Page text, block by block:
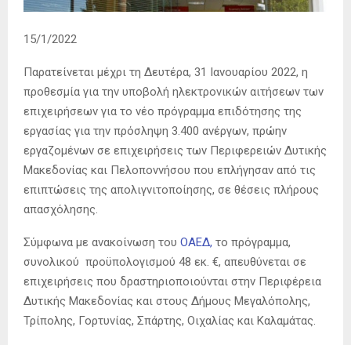
15/1/2022
Παρατείνεται μέχρι τη Δευτέρα, 31 Ιανουαρίου 2022, η
προθεσμία για την υποβολή ηλεκτρονικών αιτήσεων των
επιχειρήσεων για το νέο πρόγραμμα επιδότησης της
εργασίας για την πρόσληψη 3.400 ανέργων, πρώην
εργαζομένων σε επιχειρήσεις των Περιφερειών Δυτικής
Μακεδονίας και Πελοποννήσου που επλήγησαν από τις
επιπτώσεις της απολιγνιτοποίησης, σε θέσεις πλήρους
απασχόλησης.
Σύμφωνα με ανακοίνωση του ΟΑΕΔ, το πρόγραμμα,
συνολικού προϋπολογισμού 48 εκ. €, απευθύνεται σε
επιχειρήσεις που δραστηριοποιούνται στην Περιφέρεια
Δυτικής Μακεδονίας και στους Δήμους Μεγαλόπολης,
Τρίπολης, Γορτυνίας, Σπάρτης, Οιχαλίας και Καλαμάτας.